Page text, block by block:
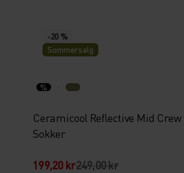
-20 %
Sommersalg
%
Ceramicool Reflective Mid Crew
Sokker
199,20 kr249,00 kr